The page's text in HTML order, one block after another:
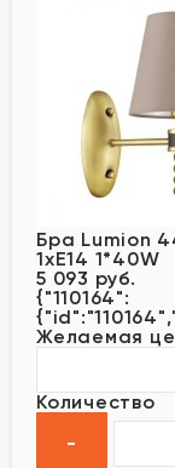
Бра Lumion
1xE14 1*40W
5 093 руб.
{"110164":
Желаемая
Количество